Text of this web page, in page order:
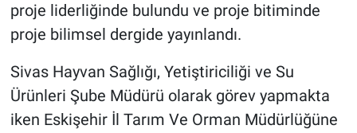
proje liderliğinde bulundu ve proje bitiminde
proje bilimsel dergide yayınlandı.
Sivas Hayvan Sağlığı, Yetiştiriciliği ve Su
Ürünleri Şube Müdürü olarak görev yapmakta
iken Eskişehir İl Tarım Ve Orman Müdürlüğüne